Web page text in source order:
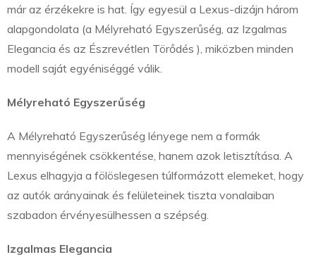
már az érzékekre is hat. Így egyesül a Lexus-dizájn három
alapgondolata (a Mélyreható Egyszerűség, az Izgalmas
Elegancia és az Észrevétlen Törődés ), miközben minden
modell saját egyéniséggé válik.
Mélyreható Egyszerűség
A Mélyreható Egyszerűség lényege nem a formák
mennyiségének csökkentése, hanem azok letisztítása. A
Lexus elhagyja a fölöslegesen túlformázott elemeket, hogy
az autók arányainak és felületeinek tiszta vonalaiban
szabadon érvényesülhessen a szépség.
Izgalmas Elegancia